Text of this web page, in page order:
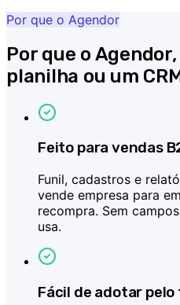
Por que o Agendor
Por que o
planilha ou um
Feito para vendas
Funil, cadastros e
vende empresa para
recompra. Sem
usa.
Fácil de adotar pelo